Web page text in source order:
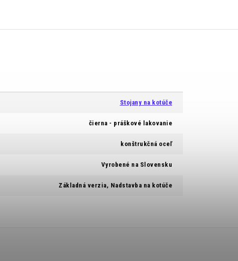
Stojany na kotúče
čierna - práškové lakovanie
konštrukčná oceľ
Vyrobené na Slovensku
Základná verzia, Nadstavba na kotúče